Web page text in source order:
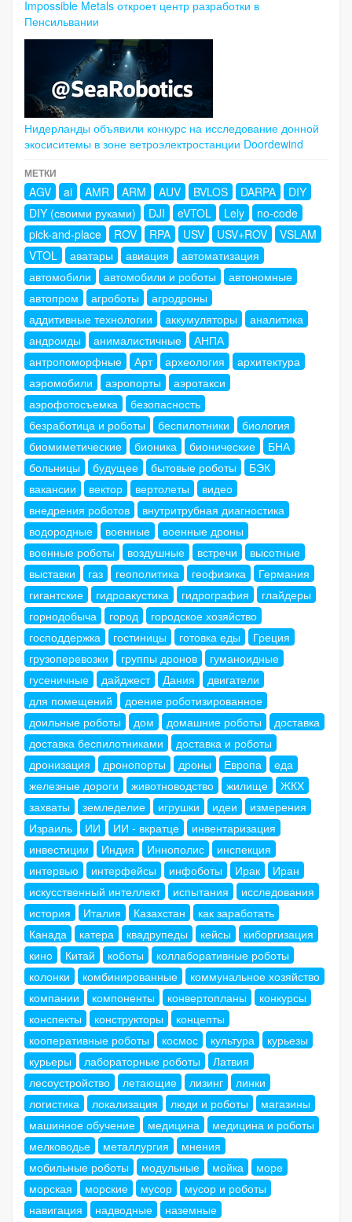
Impossible Metals откроет центр разработки в
Пенсильвании
Нидерланды объявили конкурс на исследование донной
экосиситемы в зоне ветроэлектростанции Doordewind
МЕТКИ
AGV ai AMR ARM AUV BVLOS DARPA
DIY
DIY (своими руками)
DJI eVTOL Lely
no-code
pick-and-place
ROV RPA USV USV+ROV
VSLAM
VTOL
аватары авиация
автоматизация
автомобили
автомобили и роботы
автономные
автопром
агроботы
агродроны
аддитивные технологии
аккумуляторы
аналитика
андроиды
анималистичные
АНПА
антропоморфные
Арт археология
архитектура
аэромобили
аэропорты
аэротакси
аэрофотосъемка
безопасность
безработица и роботы
беспилотники
биология
биомиметические
бионика бионические
БНА
больницы
будущее бытовые роботы
БЭК
вакансии
вектор вертолеты
видео
внедрения роботов
внутритрубная диагностика
водородные
военные
военные дроны
военные роботы
воздушные встречи
высотные
выставки
газ геополитика геофизика
Германия
гигантские
гидроакустика гидрография
глайдеры
горнодобыча
город
городское хозяйство
господдержка
гостиницы готовка еды
Греция
грузоперевозки
группы дронов
гуманоидные
гусеничные
дайджест Дания
двигатели
для помещений
доение роботизированное
доильные роботы
дом домашние роботы
доставка
доставка беспилотниками
доставка и роботы
дронизация
дронопорты дроны Европа
еда
железные дороги
животноводство жилище
ЖКХ
захваты
земледелие игрушки идеи
измерения
Израиль
ИИ ИИ - вкратце
инвентаризация
инвестиции
Индия Иннополис
инспекция
интервью
интерфейсы инфоботы Ирак
Иран
искусственный интеллект
испытания
исследования
история
Италия Казахстан
как заработать
Канада
катера квадрупеды кейсы
киборгизация
кино
Китай коботы
коллаборативные роботы
колонки
комбинированные
коммунальное хозяйство
компании
компоненты конвертопланы
конкурсы
конспекты
конструкторы
концепты
кооперативные роботы
космос культура
курьезы
курьеры
лабораторные роботы
Латвия
лесоустройство
летающие лизинг
линки
логистика
локализация люди и роботы
магазины
машинное обучение
медицина
медицина и роботы
мелководье
металлургия
мнения
мобильные роботы
модульные мойка
море
морская
морские мусор
мусор и роботы
навигация
надводные
наземные